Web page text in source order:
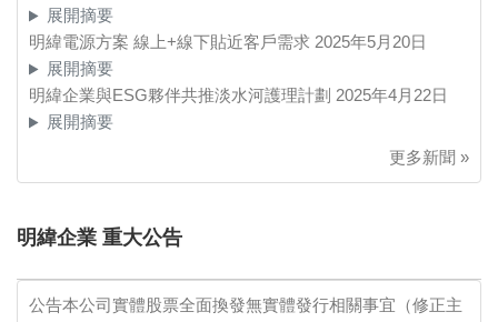
展開摘要
明緯電源方案 線上+線下貼近客戶需求 2025年5月20日
展開摘要
明緯企業與ESG夥伴共推淡水河護理計劃 2025年4月22日
展開摘要
更多新聞 »
明緯企業 重大公告
公告本公司實體股票全面換發無實體發行相關事宜（修正主